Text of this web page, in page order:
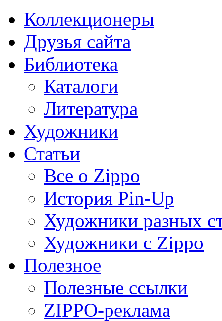
Коллекционеры
Друзья сайта
Библиотека
Каталоги
Литература
Художники
Статьи
Все о Zippo
История Pin-Up
Художники разных
Художники с Zippo
Полезное
Полезные ссылки
ZIPPO-реклама